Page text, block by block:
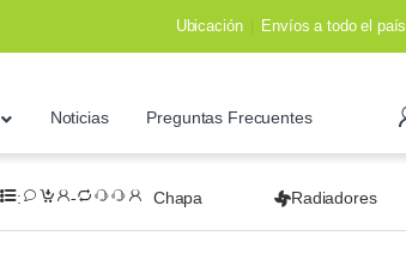
Ubicación Envíos a todo el país
Noticias Preguntas Frecuentes
Chapa Radiadores